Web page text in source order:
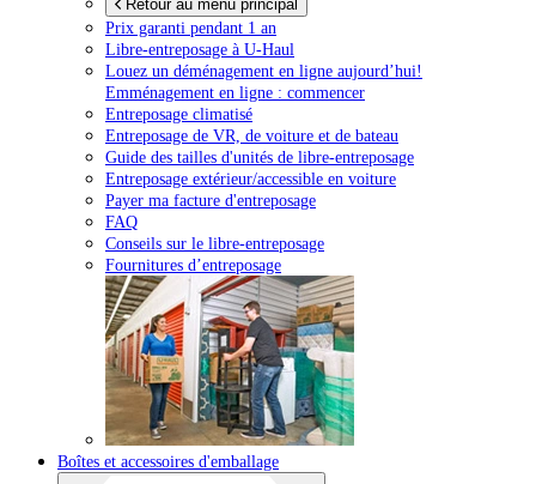
Retour au menu principal
Prix garanti pendant 1 an
Libre-entreposage à U-Haul
Louez un déménagement en ligne aujourd’hui!
Emménagement en ligne : commencer
Entreposage climatisé
Entreposage de VR, de voiture et de bateau
Guide des tailles d'unités de libre-entreposage
Entreposage extérieur/accessible en voiture
Payer ma facture d'entreposage
FAQ
Conseils sur le libre-entreposage
Fournitures d’entreposage
Boîtes et accessoires d'emballage